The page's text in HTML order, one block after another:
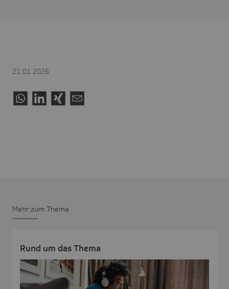
21.01.2026
Mehr zum Thema
Rund um das Thema